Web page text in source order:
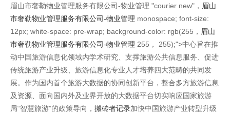
眉山市奢勒物业管理服务有限公司-物业管理 "courier new"， 眉山
市奢勒物业管理服务有限公司-物业管理 monospace; font-size:
12px; white-space: pre-wrap; background-color: rgb(255， 眉山
市奢勒物业管理服务有限公司-物业管理 255， 255);">中心旨在推
动中国旅游信息化领域内学术研究、支撑旅游公共信息服务、促进
传统旅游产业升级、旅游信息化专业人才培养四大范畴的共同发
展。作为国内首个旅游大数据的协同创新平台，整合多方旅游信息
及资源、面向国内外及业界开放的大数据平台切实响应国家旅游
局“智慧旅游”的政策导向， 搬砖者记录加快中国旅游产业转型升级